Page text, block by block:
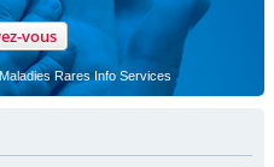
vous
Rares Info Services